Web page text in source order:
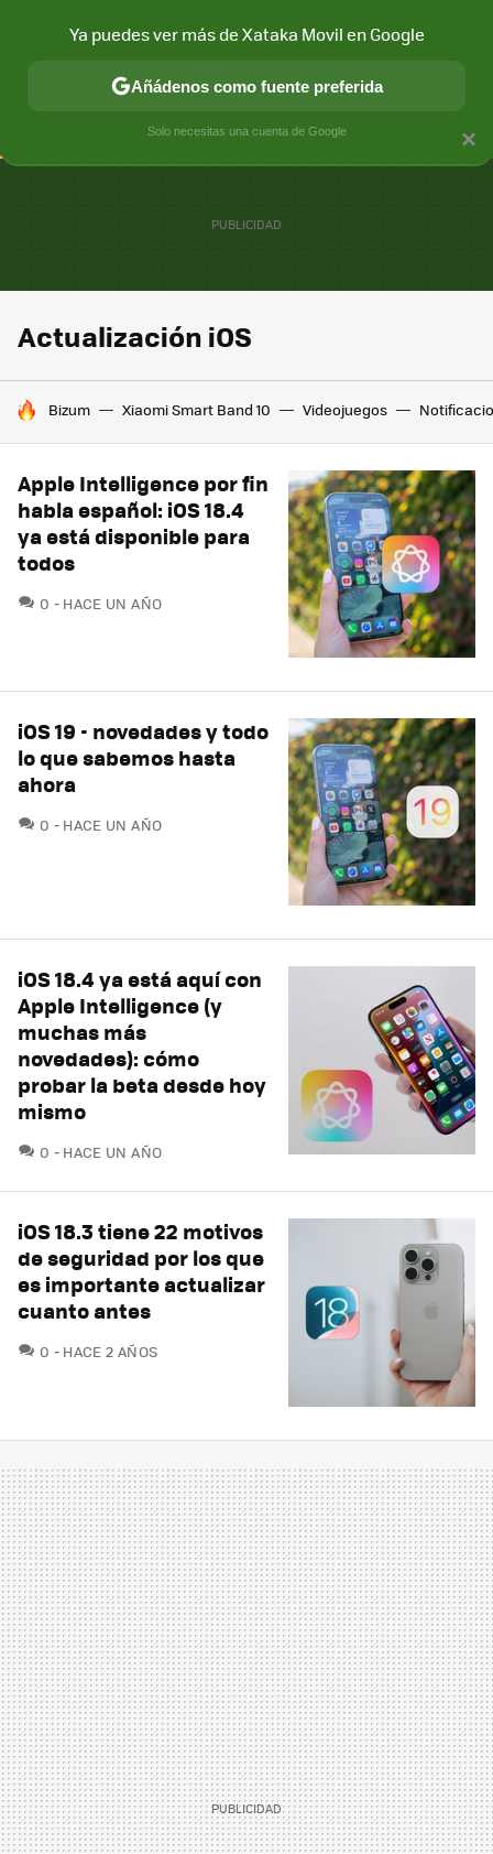
CONECTIVIDAD MÓVIL Y SOCIEDAD APLICACIONES
Actualización iOS
HOY SE HABLA DE
Bizum Xiaomi Smart Band 10 Videojuegos
Apple Intelligence por fin
habla español: iOS 18.4
ya está disponible para
todos
0 COMENTARIOS
HACE UN AÑO
iOS 19 - novedades y todo
lo que sabemos hasta
ahora
0 COMENTARIOS
HACE UN AÑO
iOS 18.4 ya está aquí con
Apple Intelligence (y
muchas más
novedades): cómo
probar la beta desde hoy
mismo
0 COMENTARIOS
HACE UN AÑO
iOS 18.3 tiene 22 motivos
de seguridad por los que
es importante actualizar
cuanto antes
0 COMENTARIOS
HACE 2 AÑOS
×
Ya puedes ver más de Xataka Movil en Google
Añádenos como fuente preferida
Solo necesitas una cuenta de Google